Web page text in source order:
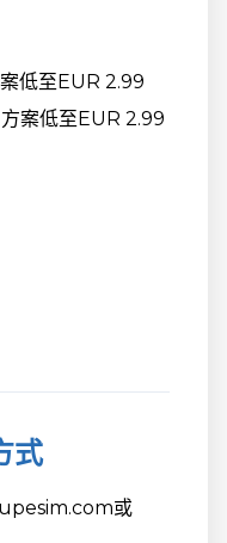
低至EUR 2.99
案低至EUR 2.99
式
或